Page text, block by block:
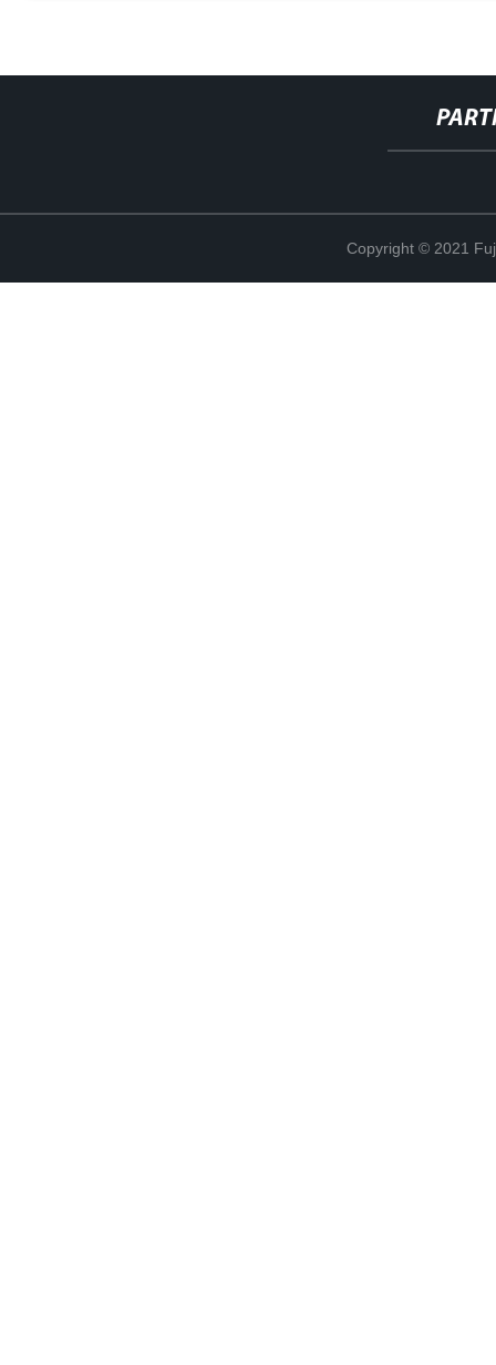
Copyright © 2021